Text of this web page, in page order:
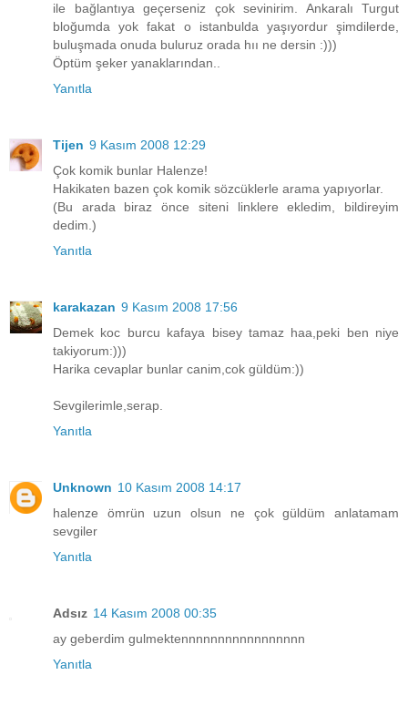
ile bağlantıya geçerseniz çok sevinirim. Ankaralı Turgut
bloğumda yok fakat o istanbulda yaşıyordur şimdilerde,
buluşmada onuda buluruz orada hıı ne dersin :)))
Öptüm şeker yanaklarından..
Yanıtla
Tijen 9 Kasım 2008 12:29
Çok komik bunlar Halenze!
Hakikaten bazen çok komik sözcüklerle arama yapıyorlar.
(Bu arada biraz önce siteni linklere ekledim, bildireyim
dedim.)
Yanıtla
karakazan 9 Kasım 2008 17:56
Demek koc burcu kafaya bisey tamaz haa,peki ben niye
takiyorum:)))
Harika cevaplar bunlar canim,cok güldüm:))
Sevgilerimle,serap.
Yanıtla
Unknown 10 Kasım 2008 14:17
halenze ömrün uzun olsun ne çok güldüm anlatamam
sevgiler
Yanıtla
Adsız 14 Kasım 2008 00:35
ay geberdim gulmektennnnnnnnnnnnnnnnn
Yanıtla